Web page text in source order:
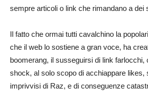
sempre articoli o link che rimandano a dei
Il fatto che ormai tutti cavalchino la
che il web lo sostiene a gran voce, ha
boomerang, il susseguirsi di link farlocchi,
shock, al solo scopo di acchiappare likes,
imprivvisi di Raz, e di conseguenze